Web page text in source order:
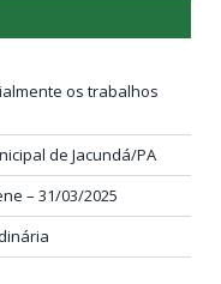
os trabalhos
de Jacundá/PA
– 31/03/2025